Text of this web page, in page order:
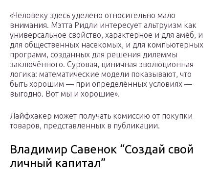
«Человеку здесь уделено относительно мало
внимания. Мэтта Ридли интересует альтруизм как
универсальное свойство, характерное и для амёб, и
для общественных насекомых, и для компьютерных
программ, созданных для решения дилеммы
заключённого. Суровая, циничная эволюционная
логика: математические модели показывают, что
быть хорошим — при определённых условиях —
выгодно. Вот мы и хорошие».
Лайфхакер может получать комиссию от покупки
товаров, представленных в публикации.
Владимир Савенок “Создай свой
личный капитал”